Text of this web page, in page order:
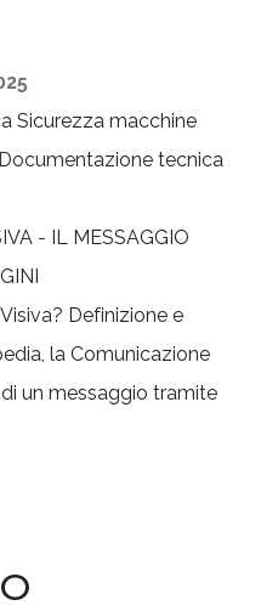
Sicurezza macchine
Documentazione tecnica
Definizione e
la Comunicazione
un messaggio tramite